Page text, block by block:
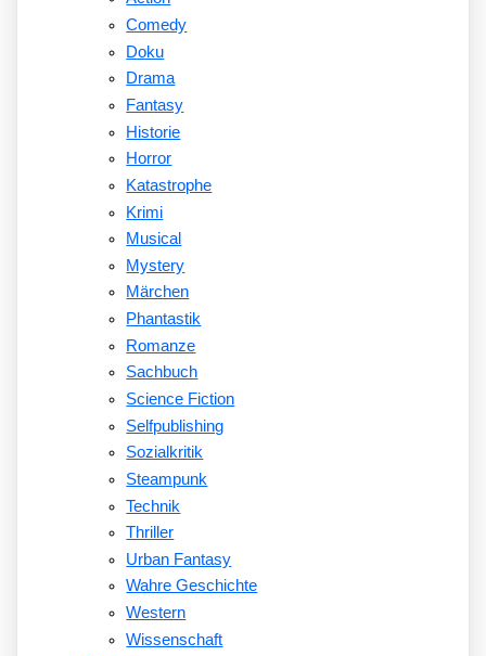
Comedy
Doku
Drama
Fantasy
Historie
Horror
Katastrophe
Krimi
Musical
Mystery
Märchen
Phantastik
Romanze
Sachbuch
Science Fiction
Selfpublishing
Sozialkritik
Steampunk
Technik
Thriller
Urban Fantasy
Wahre Geschichte
Western
Wissenschaft